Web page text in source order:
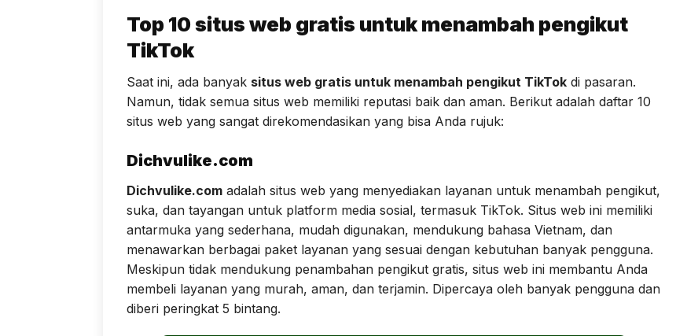
Top 10 situs web gratis untuk menambah pengikut
TikTok
Saat ini, ada banyak situs web gratis untuk menambah pengikut TikTok di pasaran.
Namun, tidak semua situs web memiliki reputasi baik dan aman. Berikut adalah daftar 10
situs web yang sangat direkomendasikan yang bisa Anda rujuk:
Dichvulike.com
Dichvulike.com adalah situs web yang menyediakan layanan untuk menambah pengikut,
suka, dan tayangan untuk platform media sosial, termasuk TikTok. Situs web ini memiliki
antarmuka yang sederhana, mudah digunakan, mendukung bahasa Vietnam, dan
menawarkan berbagai paket layanan yang sesuai dengan kebutuhan banyak pengguna.
Meskipun tidak mendukung penambahan pengikut gratis, situs web ini membantu Anda
membeli layanan yang murah, aman, dan terjamin. Dipercaya oleh banyak pengguna dan
diberi peringkat 5 bintang.